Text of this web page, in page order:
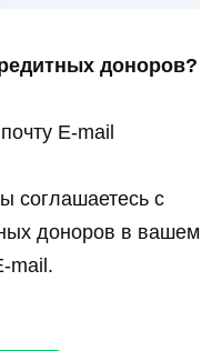
доноров?
E-mail
соглашаетесь с
доноров в вашем
mail.